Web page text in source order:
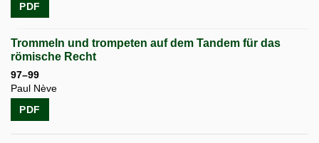
PDF
Trommeln und trompeten auf dem Tandem für das
römische Recht
97–99
Paul Nève
PDF